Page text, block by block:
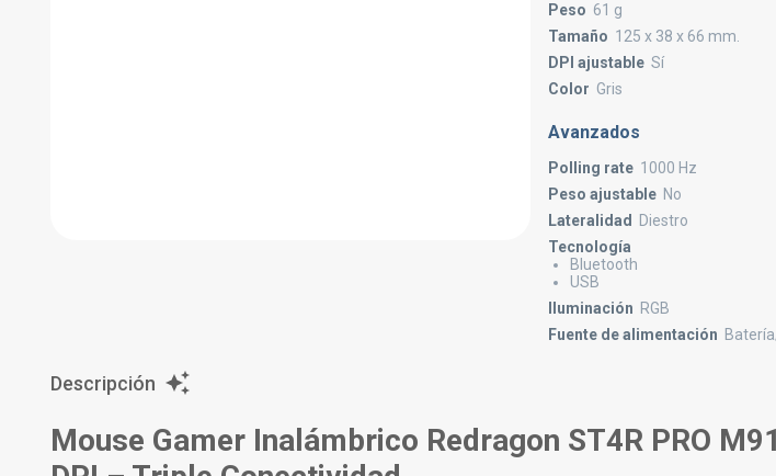
Peso 61 g
Tamaño 125 x 38 x 66 mm.
DPI ajustable Sí
Color Gris
Avanzados
Polling rate 1000 Hz
Peso ajustable No
Lateralidad
Diestro
Tecnología
Bluetooth
USB
Iluminación RGB
Fuente de alimentación
Descripción
Mouse Gamer Inalámbrico Redragon ST4R PRO